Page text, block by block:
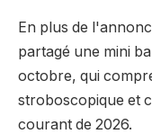
En plus de
partagé une mini
octobre, qui
stroboscopique et
courant de 2026.